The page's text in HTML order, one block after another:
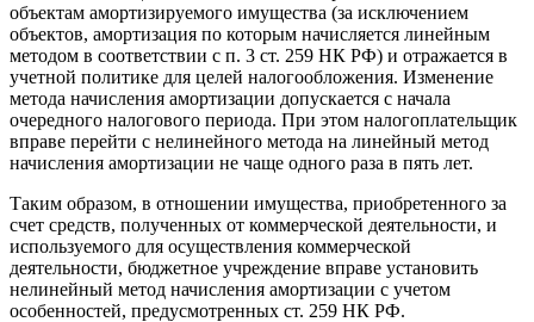
объектам амортизируемого имущества (за исключением
объектов, амортизация по которым начисляется линейным
методом в соответствии с п. 3 ст. 259 НК РФ) и отражается в
учетной политике для целей налогообложения. Изменение
метода начисления амортизации допускается с начала
очередного налогового периода. При этом налогоплательщик
вправе перейти с нелинейного метода на линейный метод
начисления амортизации не чаще одного раза в пять лет.
Таким образом, в отношении имущества, приобретенного за
счет средств, полученных от коммерческой деятельности, и
используемого для осуществления коммерческой
деятельности, бюджетное учреждение вправе установить
нелинейный метод начисления амортизации с учетом
особенностей, предусмотренных ст. 259 НК РФ.